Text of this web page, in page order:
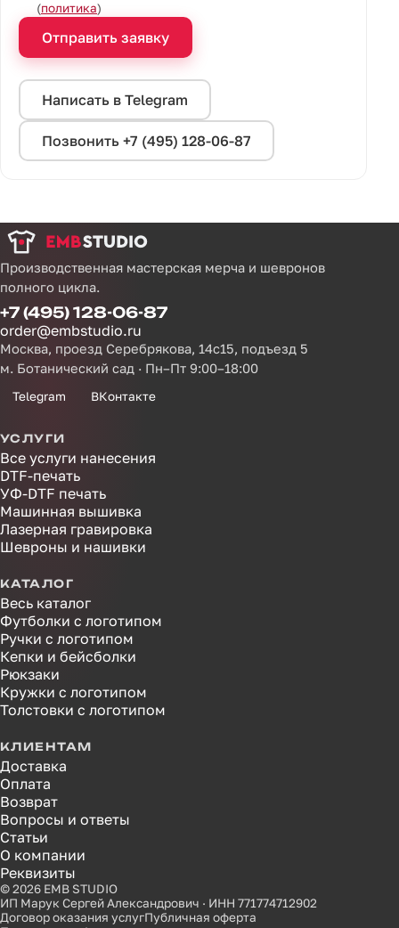
(политика)
Отправить заявку
Написать в Telegram
Позвонить +7 (495) 128-06-87
Производственная мастерская мерча и шевронов
полного цикла.
+7 (495) 128-06-87
order@embstudio.ru
Москва, проезд Серебрякова, 14с15, подъезд 5
м. Ботанический сад · Пн–Пт 9:00–18:00
Telegram ВКонтакте
УСЛУГИ
Все услуги нанесения
DTF-печать
УФ-DTF печать
Машинная вышивка
Лазерная гравировка
Шевроны и нашивки
КАТАЛОГ
Весь каталог
Футболки с логотипом
Ручки с логотипом
Кепки и бейсболки
Рюкзаки
Кружки с логотипом
Толстовки с логотипом
КЛИЕНТАМ
Доставка
Оплата
Возврат
Вопросы и ответы
Статьи
О компании
Реквизиты
© 2026 EMB STUDIO
ИП Марук Сергей Александрович · ИНН 771774712902
Договор оказания услугПубличная оферта